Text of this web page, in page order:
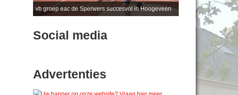
vb groep eac de Sperwers succesvol in Hoogeveen
Social media
Advertenties